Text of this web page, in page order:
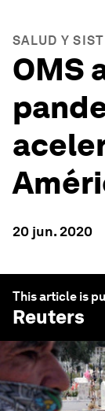
SALUD Y
OMS
20 jun. 2020
This article is
Reuters